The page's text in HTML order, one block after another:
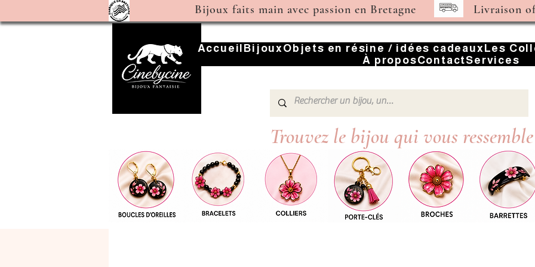
Bijoux faits main avec passion en Bretagne Livraison
Accueil BijouxObjets en résine / idées cadeaux Les
À proposContactServices
Trouvez le bijou qui vous ressemble